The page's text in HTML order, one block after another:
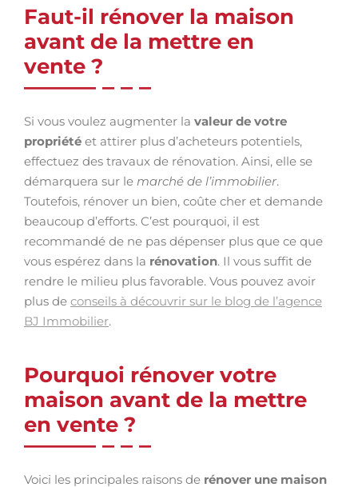
Faut-il rénover la maison
avant de la mettre en
vente ?
Si vous voulez augmenter la valeur de votre
propriété et attirer plus d’acheteurs potentiels,
effectuez des travaux de rénovation. Ainsi, elle se
démarquera sur le marché de l’immobilier.
Toutefois, rénover un bien, coûte cher et demande
beaucoup d’efforts. C’est pourquoi, il est
recommandé de ne pas dépenser plus que ce que
vous espérez dans la rénovation. Il vous suffit de
rendre le milieu plus favorable. Vous pouvez avoir
plus de conseils à découvrir sur le blog de l’agence
BJ Immobilier.
Pourquoi rénover votre
maison avant de la mettre
en vente ?
Voici les principales raisons de rénover une maison